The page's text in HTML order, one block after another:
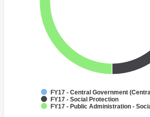
FY17 - Central Government
FY17 - Social Protection
FY17 - Public Administration -